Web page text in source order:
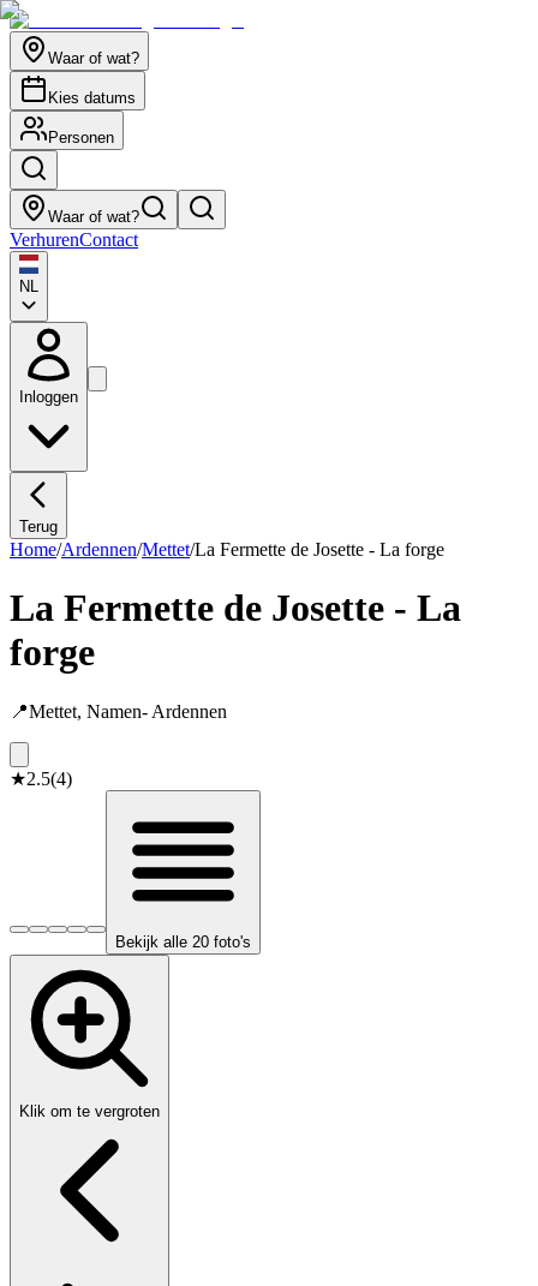
Waar of wat?
Kies datums
Personen
Waar of wat?
VerhurenContact
NL
Inloggen
Terug
Home/Ardennen/Mettet/La Fermette de Josette - La forge
La Fermette de Josette - La
forge
📍Mettet, Namen- Ardennen
★2.5(4)
Bekijk alle 20 foto's
Klik om te vergroten